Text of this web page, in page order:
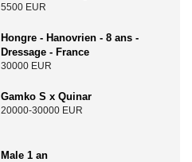
5500 EUR
Hongre - Hanovrien - 8 ans -
Dressage - France
30000 EUR
Gamko S x Quinar
20000-30000 EUR
Male 1 an